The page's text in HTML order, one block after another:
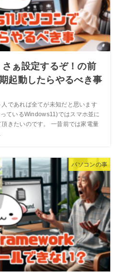
ぁ設定するぞ！の前
起動したらやるべき事
であれば全てが未知だと思います
ているWindows11)ではスマホ並に
きたいのです。 一昔前では家電量
パソコンの事